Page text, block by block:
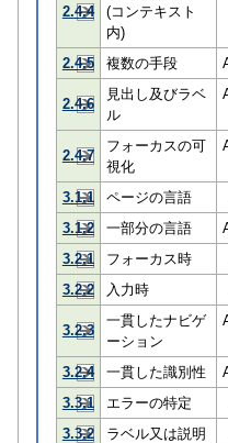
2.4.4
(コンテキスト
内)
2.4.5 複数の手段
2.4.6
見出し及びラベ
ル
2.4.7
フォーカスの可
視化
3.1.1 ページの言語
3.1.2
一部分の言語
3.2.1
フォーカス時
3.2.2
入力時
3.2.3
一貫したナビゲ
ーション
3.2.4 一貫した識別性
3.3.1
エラーの特定
3.3.2
ラベル又は説明